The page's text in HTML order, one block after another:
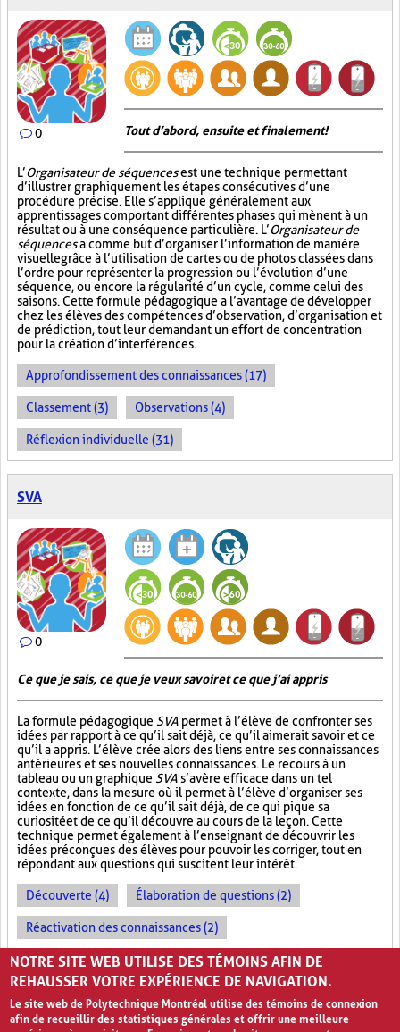
0 Tout d’abord, ensuite et finalement!
L’Organisateur de séquencesest une technique permettant
d’illustrer graphiquement les étapes consécutives d’une
procédure précise. Elle s’applique généralement aux
apprentissages comportant différentes phases qui mènent à un
résultat ou à une conséquence particulière. L’Organisateur de
séquencesa comme but d’organiser l’information de manière
visuellegrâce à l’utilisation de cartes ou de photos classées dans
l’ordre pour représenter la progression ou l’évolution d’une
séquence, ou encore la régularité d’un cycle, comme celui des
saisons. Cette formule pédagogique a l’avantage de développer
chez les élèves des compétences d’observation, d’organisation et
de prédiction, tout leur demandant un effort de concentration
pour la création d’interférences.
Approfondissement des connaissances (17)
Classement (3) Observations (4)
Réflexion individuelle (31)
SVA
0
Ce que je sais, ce que je veux savoir et ce que j’ai appris
La formule pédagogique SVA permet à l’élève de confronter ses
idées par rapport à ce qu’il sait déjà, ce qu’il aimerait savoir et ce
qu’il a appris. L’élève crée alors des liens entre ses connaissances
antérieures et ses nouvelles connaissances. Le recours à un
tableau ou un graphique SVA s’avère efficace dans un tel
contexte, dans la mesure où il permet à l’élève d’organiser ses
idées en fonction de ce qu’il sait déjà, de ce qui pique sa
curiosité et de ce qu’il découvre au cours de la leçon. Cette
technique permet également à l’enseignant de découvrir les
idées préconçues des élèves pour pouvoir les corriger, tout en
répondant aux questions qui suscitent leur intérêt.
Découverte (4) Élaboration de questions (2)
Réactivation des connaissances (2)
Évolution des apprentissages (2)
NOTRE SITE WEB UTILISE DES TÉMOINS AFIN DE
REHAUSSER VOTRE EXPÉRIENCE DE NAVIGATION.
Le site web de Polytechnique Montréal utilise des témoins de connexion
afin de recueillir des statistiques générales et offrir une meilleure